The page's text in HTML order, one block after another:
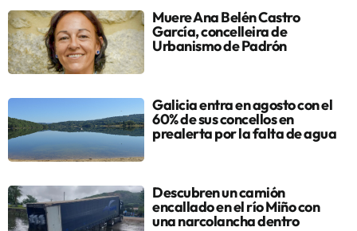
Muere Ana Belén Castro
García, concelleira de
Urbanismo de Padrón
Galicia entra en agosto con el
60% de sus concellos en
prealerta por la falta de agua
Descubren un camión
encallado en el río Miño con
una narcolancha dentro